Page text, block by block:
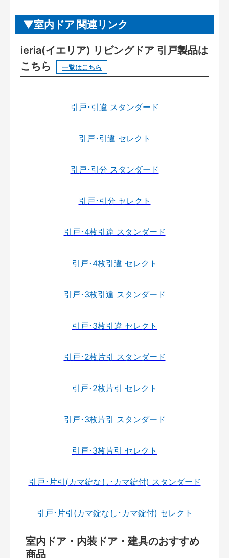
室内ドア 関連リンク
ieria(イエリア) リビングドア 引戸製品は
こちら
一覧はこちら
引戸･引違 スタンダード
引戸･引違 セレクト
引戸･引分 スタンダード
引戸･引分 セレクト
引戸･4枚引違 スタンダード
引戸･4枚引違 セレクト
引戸･3枚引違 スタンダード
引戸･3枚引違 セレクト
引戸･2枚片引 スタンダード
引戸･2枚片引 セレクト
引戸･3枚片引 スタンダード
引戸･3枚片引 セレクト
引戸･片引(カマ錠なし･カマ錠付) スタンダード
引戸･片引(カマ錠なし･カマ錠付) セレクト
室内ドア・内装ドア・建具のおすすめ
商品